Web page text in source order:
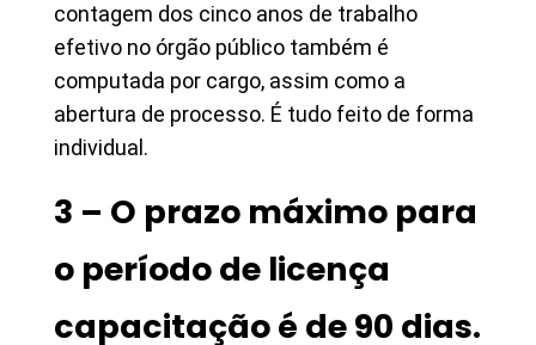
contagem dos cinco anos de trabalho
efetivo no órgão público também é
computada por cargo, assim como a
abertura de processo. É tudo feito de forma
individual.
3 – O prazo máximo para
o período de licença
capacitação é de 90 dias.